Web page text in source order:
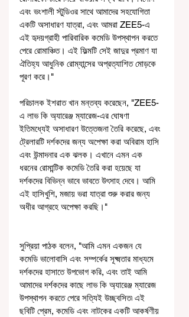
এবং ভংশালী স্টুডিওর সাথে আমাদের সহযোগিতা
একটি অসাধারণ যাত্রা, এবং আমরা ZEE5-এ
এই হৃদয়গ্রাহী পারিবারিক কমেডি উপস্থাপন করতে
পেরে রোমাঞ্চিত। এই ফিল্মটি সেই জাদুর প্রমাণ যা
ঐতিহ্য আধুনিক রোম্যান্সের অপ্রত্যাশিত মোড়কে
পূরণ করে।"
পরিচালক ইশরাত খান মন্তব্য করেছেন, "ZEE5-
এ লাভ কি অ্যারেঞ্জ ম্যারেজ-এর ঘোষণা
ইতিমধ্যেই অসাধারণ উত্তেজনা তৈরি করেছে, এবং
ট্রেলারটি দর্শকদের জন্য অপেক্ষা করা অবিরাম হাসি
এবং উন্মাদনার এক ঝলক। এখানে এমন এক
ধরনের রোমান্টিক কমেডি তৈরি করা হয়েছে যা
দর্শকদের বিভিন্ন ভাবে ভাবতে উৎসাহ দেবে। আমি
এই হাসিখুশি, মজায় ভরা যাত্রা শুরু করার জন্য
অধীর আগ্রহে অপেক্ষা করছি।"
সুপ্রিয়া পাঠক বলেন, "আমি এমন একজন যে
কমেডি ভালোবাসি এবং সম্পর্কের সূক্ষ্মতার মাধ্যমে
দর্শকদের হাসাতে উপভোগ করি, এবং তাই আমি
আমাদের দর্শকদের কাছে লাভ কি অ্যারেঞ্জ ম্যারেজ
উপস্থাপন করতে পেরে সত্যিই উচ্ছ্বসিত৷ এই
ছবিটি প্রেম, কমেডি এবং নাটকের একটি আকর্ষণীয়